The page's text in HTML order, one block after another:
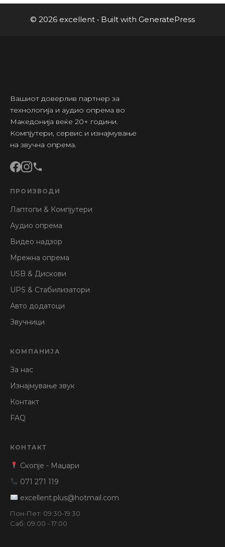
© 2026 excellent • Built with GeneratePress
Вашиот доверлив партнер за
технологија и аудио опрема во
Македонија веќе 20+ години.
Компјутери, сервис и изнајмување
на звучна опрема.
ПРОИЗВОДИ
Лаптопи & Компјутери
Аудио опрема
Видео надзор
Мрежна опрема
USB & Дискови
UPS & Стабилизатори
Авто додатоци
Звучници
КОМПАНИЈА
За нас
Изнајмување звук
Контакт
FAQ
КОНТАКТ
Скопје - Маџари
071 271 119
excellent.plus@hotmail.com
Пон-Пет: 09:30-19:30
Саб: 09:00 - 17:00